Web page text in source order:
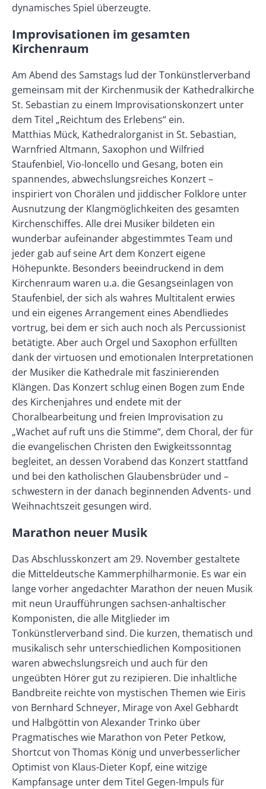
dynamisches Spiel überzeugte.
Improvisationen im gesamten
Kirchenraum
Am Abend des Samstags lud der Tonkünstlerverband
gemeinsam mit der Kirchenmusik der Kathedralkirche
St. Sebastian zu einem Improvisationskonzert unter
dem Titel „Reichtum des Erlebens“ ein.
Matthias Mück, Kathedralorganist in St. Sebastian,
Warnfried Altmann, Saxophon und Wilfried
Staufenbiel, Vio-loncello und Gesang, boten ein
spannendes, abwechslungsreiches Konzert –
inspiriert von Chorälen und jiddischer Folklore unter
Ausnutzung der Klangmöglichkeiten des gesamten
Kirchenschiffes. Alle drei Musiker bildeten ein
wunderbar aufeinander abgestimmtes Team und
jeder gab auf seine Art dem Konzert eigene
Höhepunkte. Besonders beeindruckend in dem
Kirchenraum waren u.a. die Gesangseinlagen von
Staufenbiel, der sich als wahres Multitalent erwies
und ein eigenes Arrangement eines Abendliedes
vortrug, bei dem er sich auch noch als Percussionist
betätigte. Aber auch Orgel und Saxophon erfüllten
dank der virtuosen und emotionalen Interpretationen
der Musiker die Kathedrale mit faszinierenden
Klängen. Das Konzert schlug einen Bogen zum Ende
des Kirchenjahres und endete mit der
Choralbearbeitung und freien Improvisation zu
„Wachet auf ruft uns die Stimme“, dem Choral, der für
die evangelischen Christen den Ewigkeitssonntag
begleitet, an dessen Vorabend das Konzert stattfand
und bei den katholischen Glaubensbrüder und –
schwestern in der danach beginnenden Advents- und
Weihnachtszeit gesungen wird.
Marathon neuer Musik
Das Abschlusskonzert am 29. November gestaltete
die Mitteldeutsche Kammerphilharmonie. Es war ein
lange vorher angedachter Marathon der neuen Musik
mit neun Uraufführungen sachsen-anhaltischer
Komponisten, die alle Mitglieder im
Tonkünstlerverband sind. Die kurzen, thematisch und
musikalisch sehr unterschiedlichen Kompositionen
waren abwechslungsreich und auch für den
ungeübten Hörer gut zu rezipieren. Die inhaltliche
Bandbreite reichte von mystischen Themen wie Eiris
von Bernhard Schneyer, Mirage von Axel Gebhardt
und Halbgöttin von Alexander Trinko über
Pragmatisches wie Marathon von Peter Petkow,
Shortcut von Thomas König und unverbesserlicher
Optimist von Klaus-Dieter Kopf, eine witzige
Kampfansage unter dem Titel Gegen-Impuls für